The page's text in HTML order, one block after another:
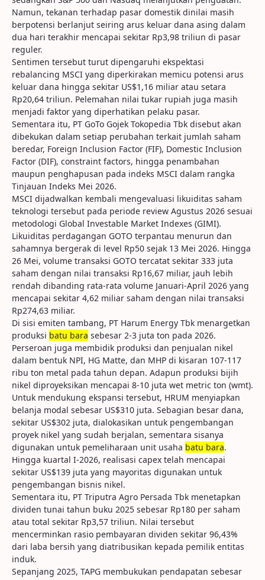
Namun, tekanan terhadap pasar domestik dinilai masih
berpotensi berlanjut seiring arus keluar dana asing dalam
dua hari terakhir mencapai sekitar Rp3,98 triliun di pasar
reguler.
Sentimen tersebut turut dipengaruhi ekspektasi
rebalancing MSCI yang diperkirakan memicu potensi arus
keluar dana hingga sekitar US$1,16 miliar atau setara
Rp20,64 triliun. Pelemahan nilai tukar rupiah juga masih
menjadi faktor yang diperhatikan pelaku pasar.
Sementara itu, PT GoTo Gojek Tokopedia Tbk disebut akan
dibekukan dalam setiap perubahan terkait jumlah saham
beredar, Foreign Inclusion Factor (FIF), Domestic Inclusion
Factor (DIF), constraint factors, hingga penambahan
maupun penghapusan pada indeks MSCI dalam rangka
Tinjauan Indeks Mei 2026.
MSCI dijadwalkan kembali mengevaluasi likuiditas saham
teknologi tersebut pada periode review Agustus 2026 sesuai
metodologi Global Investable Market Indexes (GIMI).
Likuiditas perdagangan GOTO terpantau menurun dan
sahamnya bergerak di level Rp50 sejak 13 Mei 2026. Hingga
26 Mei, volume transaksi GOTO tercatat sekitar 333 juta
saham dengan nilai transaksi Rp16,67 miliar, jauh lebih
rendah dibanding rata-rata volume Januari-April 2026 yang
mencapai sekitar 4,62 miliar saham dengan nilai transaksi
Rp274,63 miliar.
Di sisi emiten tambang, PT Harum Energy Tbk menargetkan
produksi batu bara sebesar 2-3 juta ton pada 2026.
Perseroan juga membidik produksi dan penjualan nikel
dalam bentuk NPI, HG Matte, dan MHP di kisaran 107-117
ribu ton metal pada tahun depan. Adapun produksi bijih
nikel diproyeksikan mencapai 8-10 juta wet metric ton (wmt).
Untuk mendukung ekspansi tersebut, HRUM menyiapkan
belanja modal sebesar US$310 juta. Sebagian besar dana,
sekitar US$302 juta, dialokasikan untuk pengembangan
proyek nikel yang sudah berjalan, sementara sisanya
digunakan untuk pemeliharaan unit usaha batu bara.
Hingga kuartal I-2026, realisasi capex telah mencapai
sekitar US$139 juta yang mayoritas digunakan untuk
pengembangan bisnis nikel.
Sementara itu, PT Triputra Agro Persada Tbk menetapkan
dividen tunai tahun buku 2025 sebesar Rp180 per saham
atau total sekitar Rp3,57 triliun. Nilai tersebut
mencerminkan rasio pembayaran dividen sekitar 96,43%
dari laba bersih yang diatribusikan kepada pemilik entitas
induk.
Sepanjang 2025, TAPG membukukan pendapatan sebesar